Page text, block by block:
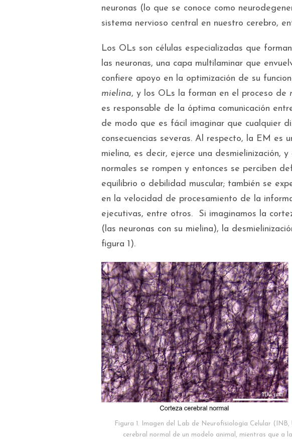
neuronas (lo que se conoce como
sistema nervioso central en nuestro cerebro,
Los OLs son células especializadas que
las neuronas, una capa multilaminar que
confiere apoyo en la optimización de su
mielina, y los OLs la forman en el proceso de
es responsable de la óptima comunicación
de modo que es fácil imaginar que cualquier
consecuencias severas. Al respecto, la EM
mielina, es decir, ejerce una desmielinización,
normales se rompen y entonces se perciben
equilibrio o debilidad muscular; también se
en la velocidad de procesamiento de la
ejecutivas, entre otros. Si imaginamos la
(las neuronas con su mielina), la
figura 1).
Figura 1. Imagen del Lab de Neurofisiología Celular
cerebral normal de un modelo animal, mientras que a